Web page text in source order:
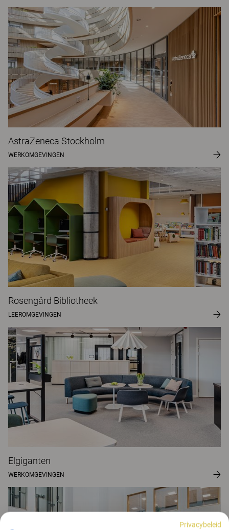
AstraZeneca Stockholm
WERKOMGEVINGEN
Rosengård Bibliotheek
LEEROMGEVINGEN
Elgiganten
WERKOMGEVINGEN
Privacybeleid